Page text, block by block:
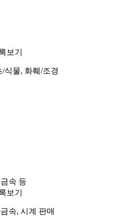
보기
식물, 화훼/조경
속 등
보기
속, 시계 판매